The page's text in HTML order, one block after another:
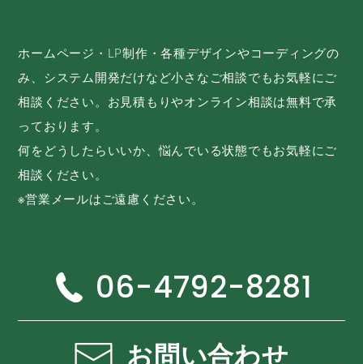
ホームページ・LP制作・各種デザインやコーディングの
み、システム開発だけなど小さなご相談でもお気軽にご
相談ください。お見積もりやオンライン相談は無料で承
っております。
何をどうしたらいいか、悩んでいる状態でもお気軽にご
相談ください。
※営業メールはご遠慮ください。
06-4792-8281
お問い合わせ